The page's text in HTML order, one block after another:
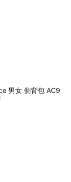
男女 側背包 AC9